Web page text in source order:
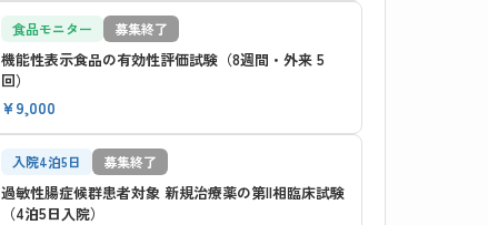
食品モニター 募集終了
機能性表示食品の有効性評価試験（8週間・外来 5
回）
¥9,000
入院4泊5日 募集終了
過敏性腸症候群患者対象 新規治療薬の第II相臨床試験
（4泊5日入院）